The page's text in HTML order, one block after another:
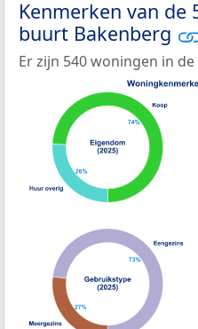
Kenmerken van de
buurt Bakenberg
Er zijn 540 woningen in